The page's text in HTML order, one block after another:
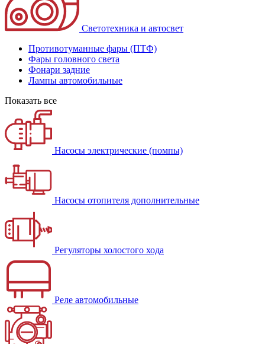
Светотехника и автосвет
Противотуманные фары (ПТФ)
Фары головного света
Фонари задние
Лампы автомобильные
Показать все
Насосы электрические (помпы)
Насосы отопителя дополнительные
Регуляторы холостого хода
Реле автомобильные